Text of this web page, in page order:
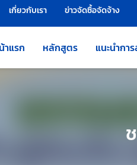
เกี่ยวกับเรา ข่าวจัดซื้อจัดจ้าง
าแรก หลักสูตร แนะนำกา